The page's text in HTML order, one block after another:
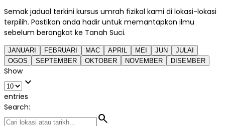
Semak jadual terkini kursus umrah fizikal kami di lokasi-lokasi
terpilih. Pastikan anda hadir untuk memantapkan ilmu
sebelum berangkat ke Tanah Suci.
JANUARI FEBRUARI MAC APRIL MEI JUN
JULAI
OGOS
SEPTEMBER OKTOBER NOVEMBER DISEMBER
Show
expand_more
entries
Search:
search